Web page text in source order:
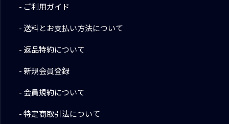
ご利用ガイド
送料とお支払い方法について
返品特約について
新規会員登録
会員規約について
特定商取引法について